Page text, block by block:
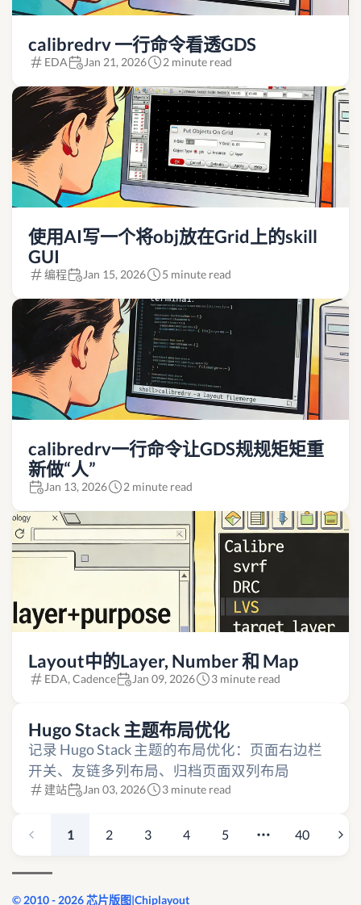
calibredrv 一行命令看透GDS
EDA Jan 21, 2026 2 minute read
使用AI写一个将obj放在Grid上的skill
GUI
编程 Jan 15, 2026 5 minute read
calibredrv一行命令让GDS规规矩矩重
新做“人”
Jan 13, 2026 2 minute read
Layout中的Layer, Number 和 Map
EDA, Cadence Jan 09, 2026 3 minute read
Hugo Stack 主题布局优化
记录 Hugo Stack 主题的布局优化：页面右边栏
开关、友链多列布局、归档页面双列布局
建站 Jan 03, 2026 3 minute read
1 2 3 4 5 40
© 2010 - 2026 芯片版图|Chiplayout